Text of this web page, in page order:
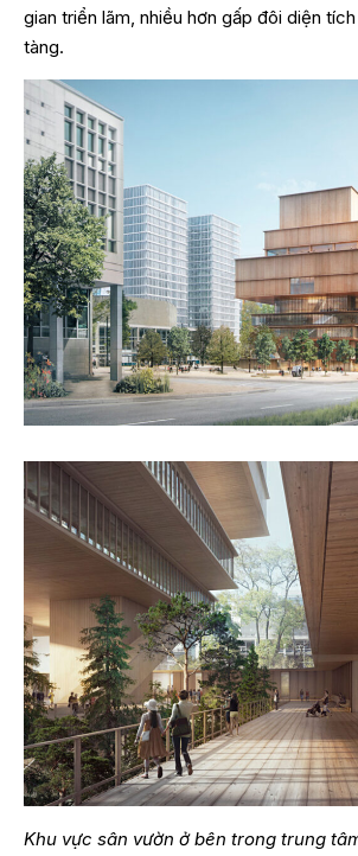
gian triển lãm, nhiều hơn gấp đôi diện
tàng.
Khu vực sân vườn ở bên trong trung